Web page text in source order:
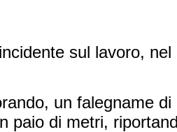
sul lavoro,
un falegname
paio di metri,